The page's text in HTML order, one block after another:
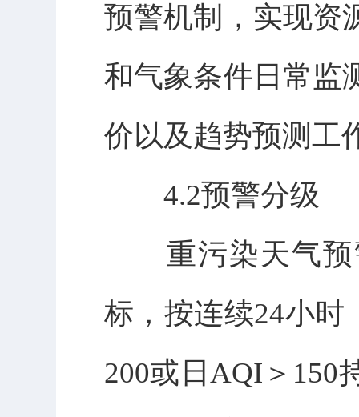
预警机制，实现资
和气象条件日常监
价以及趋势预测工
4.2预警分级
重污染天气预
标，按连续24小时
200或日AQI＞150